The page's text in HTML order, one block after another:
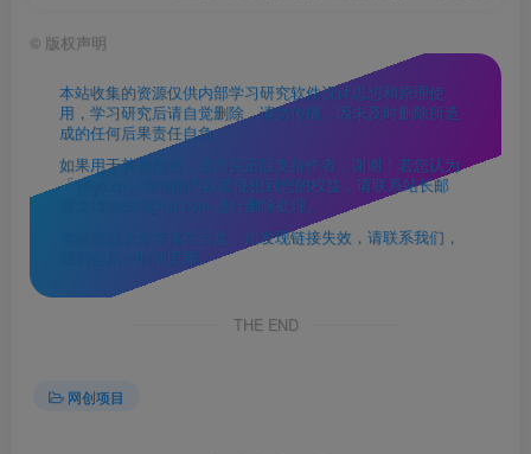
© 版权声明
本站收集的资源仅供内部学习研究软件设计思想和原理使
用，学习研究后请自觉删除，请勿传播，因未及时删除所造
成的任何后果责任自负。
如果用于其他用途，请购买正版支持作者，谢谢！若您认为
「16yc.cn」发布的内容若侵犯到您的权益，请联系站长邮
箱:21306562@qq.com 进行删除处理。
本站资源大多存储在云盘，如发现链接失效，请联系我们，
我们会第一时间更新。
THE END
网创项目